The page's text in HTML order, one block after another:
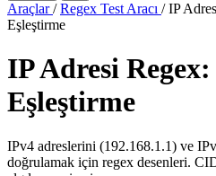
Araçlar/ Regex Test Aracı / IP
Eşleştirme
IP Adresi
Eşleştirme
IPv4 adreslerini (192.168.1.1) ve
doğrulamak için regex desenleri.